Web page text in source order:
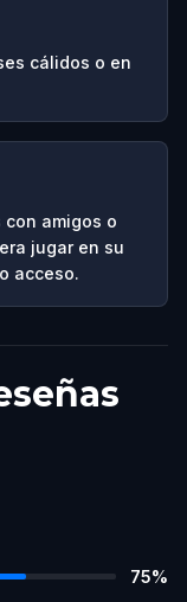
cálidos o en
amigos o
jugar en su
acceso.
75%